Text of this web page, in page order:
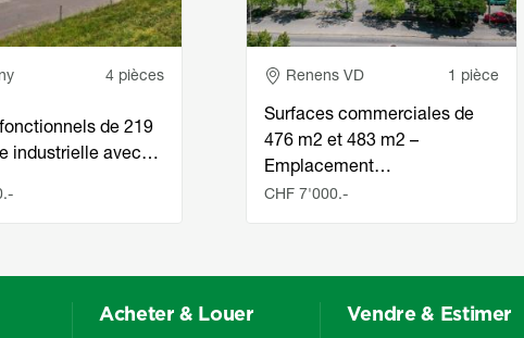
4 pièces
de 219
industrielle avec…
Adresse
Renens VD 1 pièce
Surfaces commerciales de
476 m2 et 483 m2 –
Emplacement…
CHF 7'000.-
Acheter & Louer Vendre & Estimer